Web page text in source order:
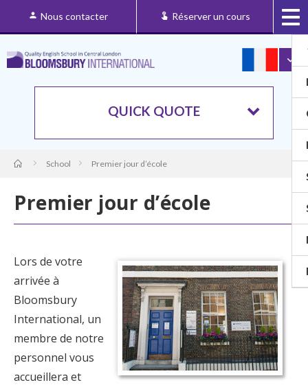
Nous contacter Réserver un cours
QUICK QUOTE
School Premier jour d’école
Premier jour d’école
Lors de votre
arrivée à
Bloomsbury
International, un
membre de notre
personnel vous
accueillera et